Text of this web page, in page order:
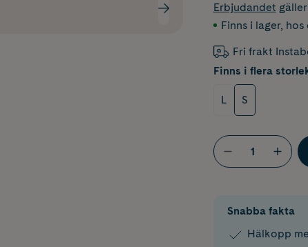
Erbjudandet
Finns i lager, hos
Fri frakt
Finns i flera
L S
Snabba fakta
Hälkopp